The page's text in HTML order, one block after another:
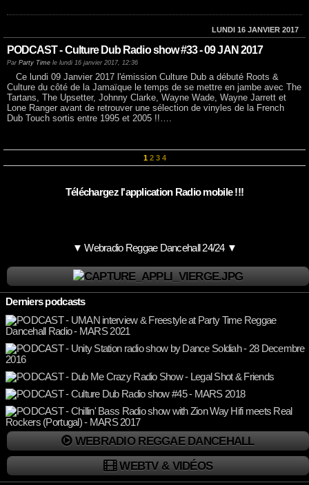
LUNDI 16 JANVIER 2017
PODCAST - Culture Dub Radio show #33 - 09 JAN 2017
Par Party Time le lundi 16 janvier 2017, 12:36
Ce lundi 09 Janvier 2017 l'émission Culture Dub a débuté Roots &
Culture du côté de la Jamaïque le temps de se mettre en jambe avec The
Tartans, The Upsetter, Johnny Clarke, Wayne Wade, Wayne Jarrett et
Lone Ranger avant de retrouver une sélection de vinyles de la French
Dub Touch sortis entre 1995 et 2005 !!….
1 2 3 4
Téléchargez l'application Radio mobile !!!
▼ Webradio Reggae Dancehall 24/24 ▼
Derniers podcasts
WEBRADIO REGGAE DANCEHALL
WEBTV & VIDÉOS